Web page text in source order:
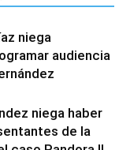
niega
audiencia
niega haber
de la